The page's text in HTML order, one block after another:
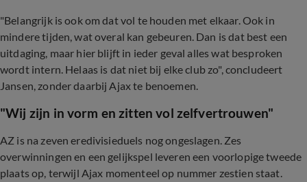
"Belangrijk is ook om dat vol te houden met elkaar. Ook in
mindere tijden, wat overal kan gebeuren. Dan is dat best een
uitdaging, maar hier blijft in ieder geval alles wat besproken
wordt intern. Helaas is dat niet bij elke club zo", concludeert
Jansen, zonder daarbij Ajax te benoemen.
"Wij zijn in vorm en zitten vol zelfvertrouwen"
AZ is na zeven eredivisieduels nog ongeslagen. Zes
overwinningen en een gelijkspel leveren een voorlopige tweede
plaats op, terwijl Ajax momenteel op nummer zestien staat.